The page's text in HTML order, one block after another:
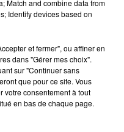
a débuté ce jeudi 6
(Aube). Du
Match and combine data from
Identify devices based on
et fermer", ou affiner en
dans "Gérer mes choix".
sur "Continuer sans
que pour ce site. Vous
votre consentement à tout
en bas de chaque page.